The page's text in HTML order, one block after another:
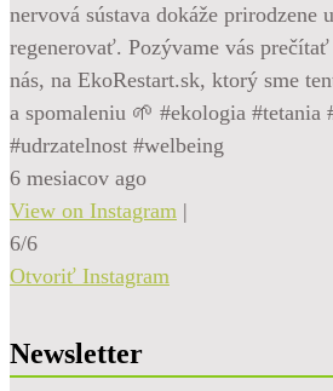
nervová sústava dokáže prirodzene
regenerovať. Pozývame vás
nás, na EkoRestart.sk, ktorý sme
a spomaleniu 🌱 #ekologia #tetania
#udrzatelnost #welbeing
6 mesiacov ago
View on Instagram |
6/6
Otvoriť Instagram
Newsletter